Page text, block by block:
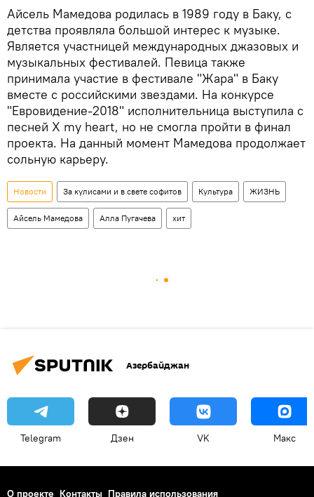
Айсель Мамедова родилась в 1989 году в Баку, с
детства проявляла большой интерес к музыке.
Является участницей международных джазовых и
музыкальных фестивалей. Певица также
принимала участие в фестивале "Жара" в Баку
вместе с российскими звездами. На конкурсе
"Евровидение-2018" исполнительница выступила с
песней X my heart, но не смогла пройти в финал
проекта. На данный момент Мамедова продолжает
сольную карьеру.
Новости За кулисами и в свете софитов Культура ЖИЗНЬ
Айсель Мамедова Алла Пугачева хит
Азербайджан
Telegram Дзен VK Макс
О проекте Контакты Правила использования